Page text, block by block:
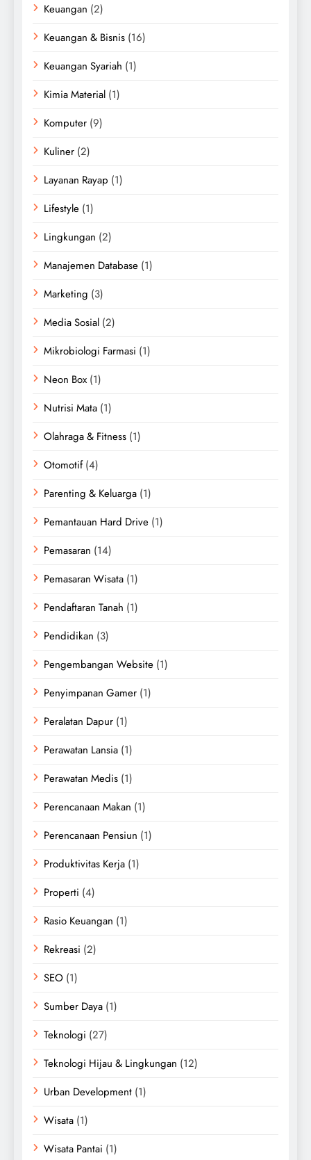
Keuangan (2)
Keuangan & Bisnis (16)
Keuangan Syariah (1)
Kimia Material (1)
Komputer (9)
Kuliner (2)
Layanan Rayap (1)
Lifestyle (1)
Lingkungan (2)
Manajemen Database (1)
Marketing (3)
Media Sosial (2)
Mikrobiologi Farmasi (1)
Neon Box (1)
Nutrisi Mata (1)
Olahraga & Fitness (1)
Otomotif(4)
Parenting & Keluarga (1)
Pemantauan Hard Drive (1)
Pemasaran (14)
Pemasaran Wisata (1)
Pendaftaran Tanah (1)
Pendidikan (3)
Pengembangan Website (1)
Penyimpanan Gamer (1)
Peralatan Dapur (1)
Perawatan Lansia (1)
Perawatan Medis (1)
Perencanaan Makan (1)
Perencanaan Pensiun (1)
Produktivitas Kerja (1)
Properti (4)
Rasio Keuangan (1)
Rekreasi (2)
SEO (1)
Sumber Daya (1)
Teknologi (27)
Teknologi Hijau & Lingkungan (12)
Urban Development (1)
Wisata (1)
Wisata Pantai (1)